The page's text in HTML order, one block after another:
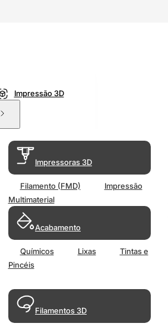
Impressão 3D
Impressoras 3D
Filamento (FMD)
Impressão
Multimaterial
Acabamento
Químicos Lixas
Tintas e
Pincéis
Filamentos 3D